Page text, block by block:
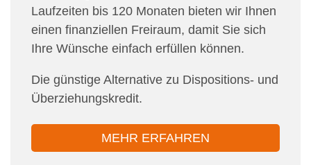
Laufzeiten bis 120 Monaten bieten wir Ihnen
einen finanziellen Freiraum, damit Sie sich
Ihre Wünsche einfach erfüllen können.
Die günstige Alternative zu Dispositions- und
Überziehungskredit.
MEHR ERFAHREN